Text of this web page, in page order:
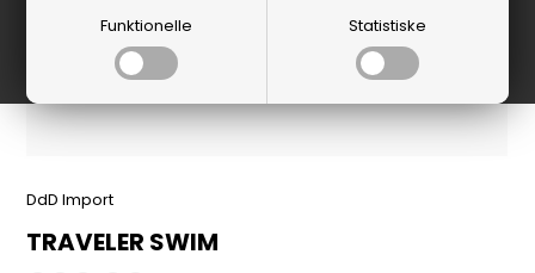
Funktionelle Statistiske
DdD Import
TRAVELER SWIM